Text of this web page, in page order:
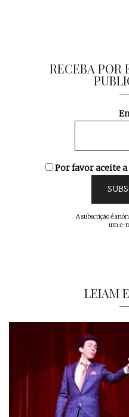
RECEBA POR
Por favor aceite a
A subscrição é
um e-
LEIAM